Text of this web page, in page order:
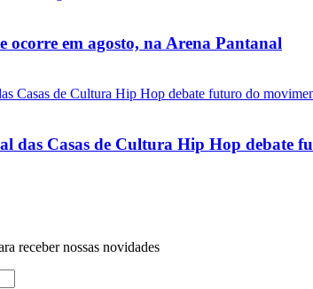
ocorre em agosto, na Arena Pantanal
das Casas de Cultura Hip Hop debate
receber nossas novidades